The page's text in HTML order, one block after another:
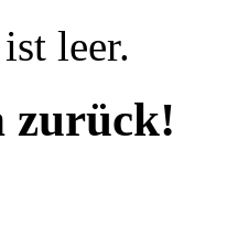
leer.
zurück!